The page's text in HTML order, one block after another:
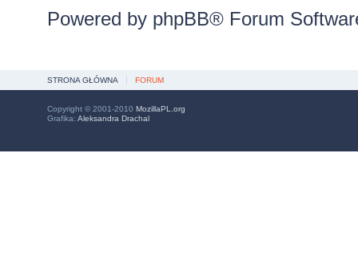
Powered by phpBB® Forum
STRONA GŁÓWNA FORUM
Copyright © 2001-2010 MozillaPL.org
Grafika: Aleksandra Drachal